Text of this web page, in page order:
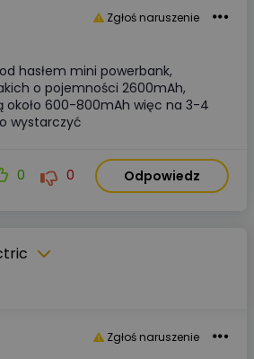
Zgłoś naruszenie
hasłem mini powerbank,
o pojemności 2600mAh,
około 600-800mAh więc na 3-4
wystarczyć
0 0 Odpowiedz
Zgłoś naruszenie